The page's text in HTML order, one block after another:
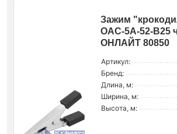
Зажим
OAC-5A-52-B25
ОНЛАЙТ 80850
Артикул:
Бренд:
Длина, м:
Ширина, м:
Высота, м: